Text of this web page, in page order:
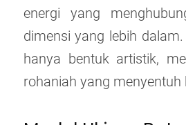
energi yang
dimensi yang lebih
hanya bentuk artistik,
rohaniah yang menyentuh